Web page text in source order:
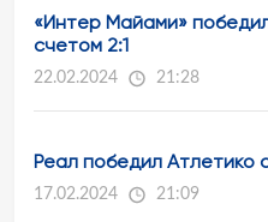
«Интер Майами»
счетом 2:1
22.02.2024 21:28
Реал победил Атлетико
17.02.2024 21:09